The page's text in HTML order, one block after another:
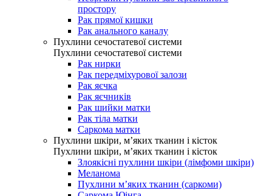
простору
Рак прямої кишки
Рак анального каналу
Пухлини сечостатевої системи
Пухлини сечостатевої системи
Рак нирки
Рак передміхурової залози
Рак яєчка
Рак яєчників
Рак шийки матки
Рак тіла матки
Саркома матки
Пухлини шкіри, м’яких тканин і кісток
Пухлини шкіри, м’яких тканин і кісток
Злоякісні пухлини шкіри (лімфоми шкіри)
Меланома
Пухлини м’яких тканин (саркоми)